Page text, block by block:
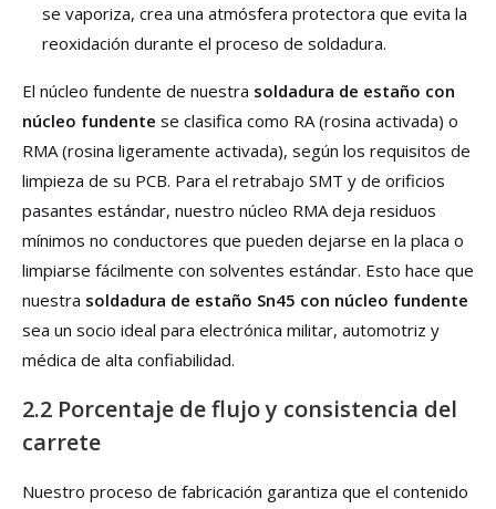
se vaporiza, crea una atmósfera protectora que evita la
reoxidación durante el proceso de soldadura.
El núcleo fundente de nuestra soldadura de estaño con
núcleo fundente se clasifica como RA (rosina activada) o
RMA (rosina ligeramente activada), según los requisitos de
limpieza de su PCB. Para el retrabajo SMT y de orificios
pasantes estándar, nuestro núcleo RMA deja residuos
mínimos no conductores que pueden dejarse en la placa o
limpiarse fácilmente con solventes estándar. Esto hace que
nuestra soldadura de estaño Sn45 con núcleo fundente
sea un socio ideal para electrónica militar, automotriz y
médica de alta confiabilidad.
2.2 Porcentaje de flujo y consistencia del
carrete
Nuestro proceso de fabricación garantiza que el contenido